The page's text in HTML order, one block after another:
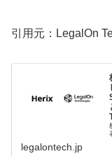
引用元：LegalOn
legalontech.jp